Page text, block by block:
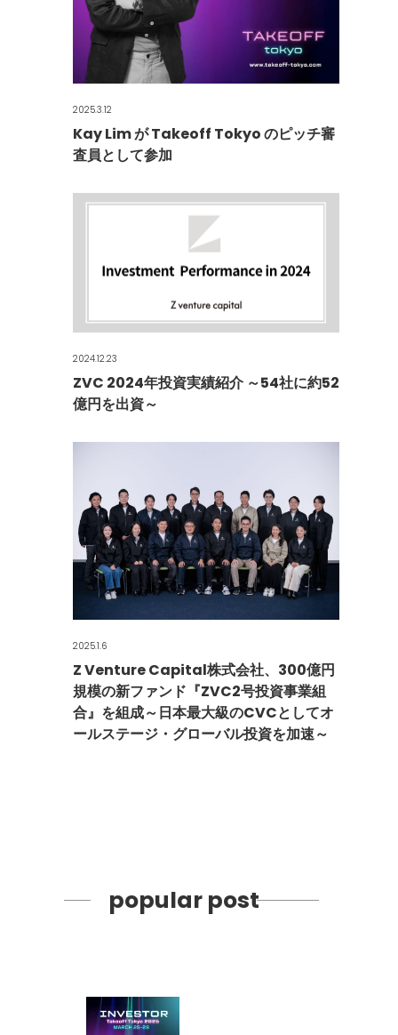
2025.3.12
Kay Lim が Takeoff Tokyo のピッチ審
査員として参加
2024.12.23
ZVC 2024年投資実績紹介 ～54社に約52
億円を出資～
2025.1.6
Z Venture Capital株式会社、300億円
規模の新ファンド『ZVC2号投資事業組
合』を組成～日本最大級のCVCとしてオ
ールステージ・グローバル投資を加速～
popular post